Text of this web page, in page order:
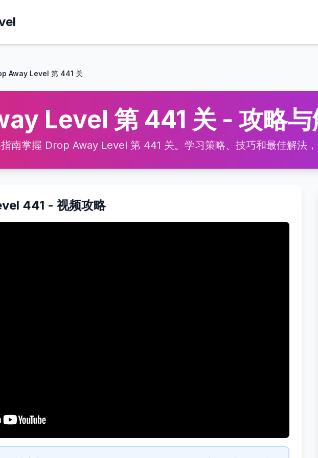
Away Level 第 441 关
Level 第 441 关 - 攻略与
南掌握 Drop Away Level 第 441 关。学习策略、技巧和最佳解法
441 - 视频攻略